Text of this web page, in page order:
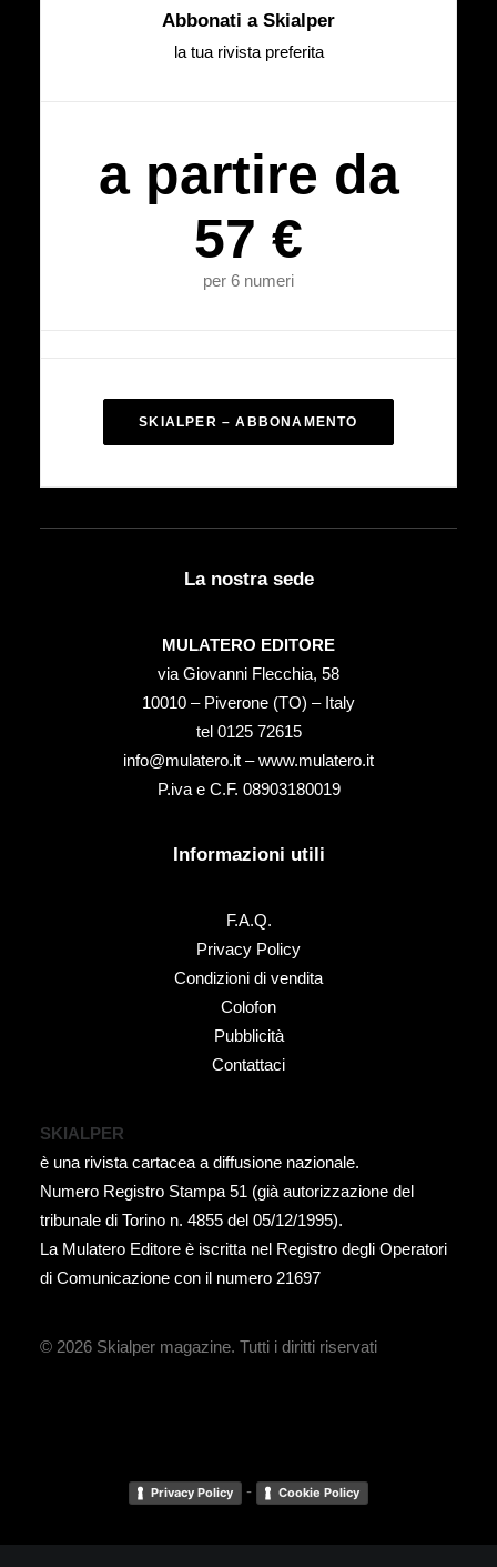
Abbonati a Skialper
la tua rivista preferita
a partire da
57 €
per 6 numeri
SKIALPER – ABBONAMENTO
La nostra sede
MULATERO EDITORE
via Giovanni Flecchia, 58
10010 – Piverone (TO) – Italy
tel ‭0125 72615‬
info@mulatero.it –www.mulatero.it
P.iva e C.F. 08903180019
Informazioni utili
F.A.Q.
Privacy Policy
Condizioni di vendita
Colofon
Pubblicità
Contattaci
SKIALPER
è una rivista cartacea a diffusione nazionale.
Numero Registro Stampa 51 (già autorizzazione del
tribunale di Torino n. 4855 del 05/12/1995).
La Mulatero Editore è iscritta nel Registro degli Operatori
di Comunicazione con il numero 21697
© 2026 Skialper magazine. Tutti i diritti riservati
Privacy Policy - Cookie Policy